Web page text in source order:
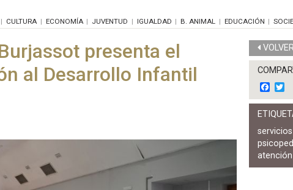
CULTURA ECONOMÍA JUVENTUD IGUALDAD B. ANIMAL EDUCACIÓN
presenta el
al Desarrollo Infantil
VOLVER
F
a
c
e
b
o
o
k
w
i
t
e
r